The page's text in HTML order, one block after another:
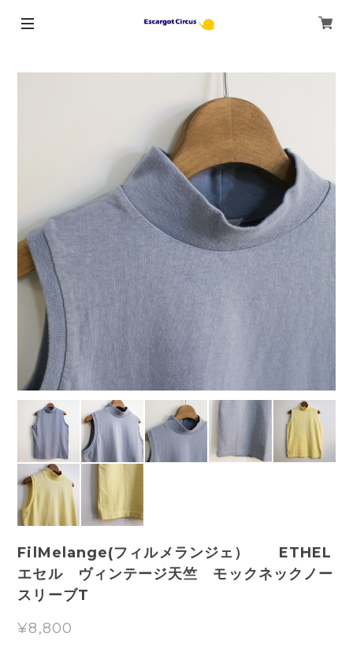
FilMelange(フィルメランジェ） ETHEL
エセル ヴィンテージ天竺 モックネックノー
スリーブT
¥8,800